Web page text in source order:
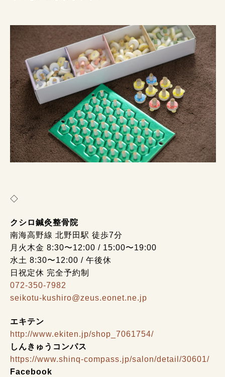
◇
クシロ鍼灸整骨院
南海高野線 北野田駅 徒歩7分
月火木金 8:30〜12:00 / 15:00〜19:00
水土 8:30〜12:00 / 午後休
日祝定休 完全予約制
072-350-7982
seikotu-kushiro@zeus.eonet.ne.jp
エキテン
http://www.ekiten.jp/shop_7061754/
しんきゅうコンパス
https://www.shinq-compass.jp/salon/detail/30601/
Facebook